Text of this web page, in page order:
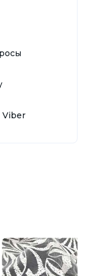
Viber